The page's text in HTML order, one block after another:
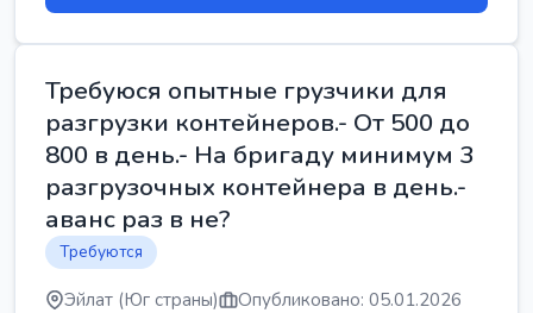
Требуюся опытные грузчики для
разгрузки контейнеров.- От 500 до
800 в день.- На бригаду минимум 3
разгрузочных контейнера в день.-
аванс раз в не?
Требуются
Эйлат (Юг страны) Опубликовано: 05.01.2026